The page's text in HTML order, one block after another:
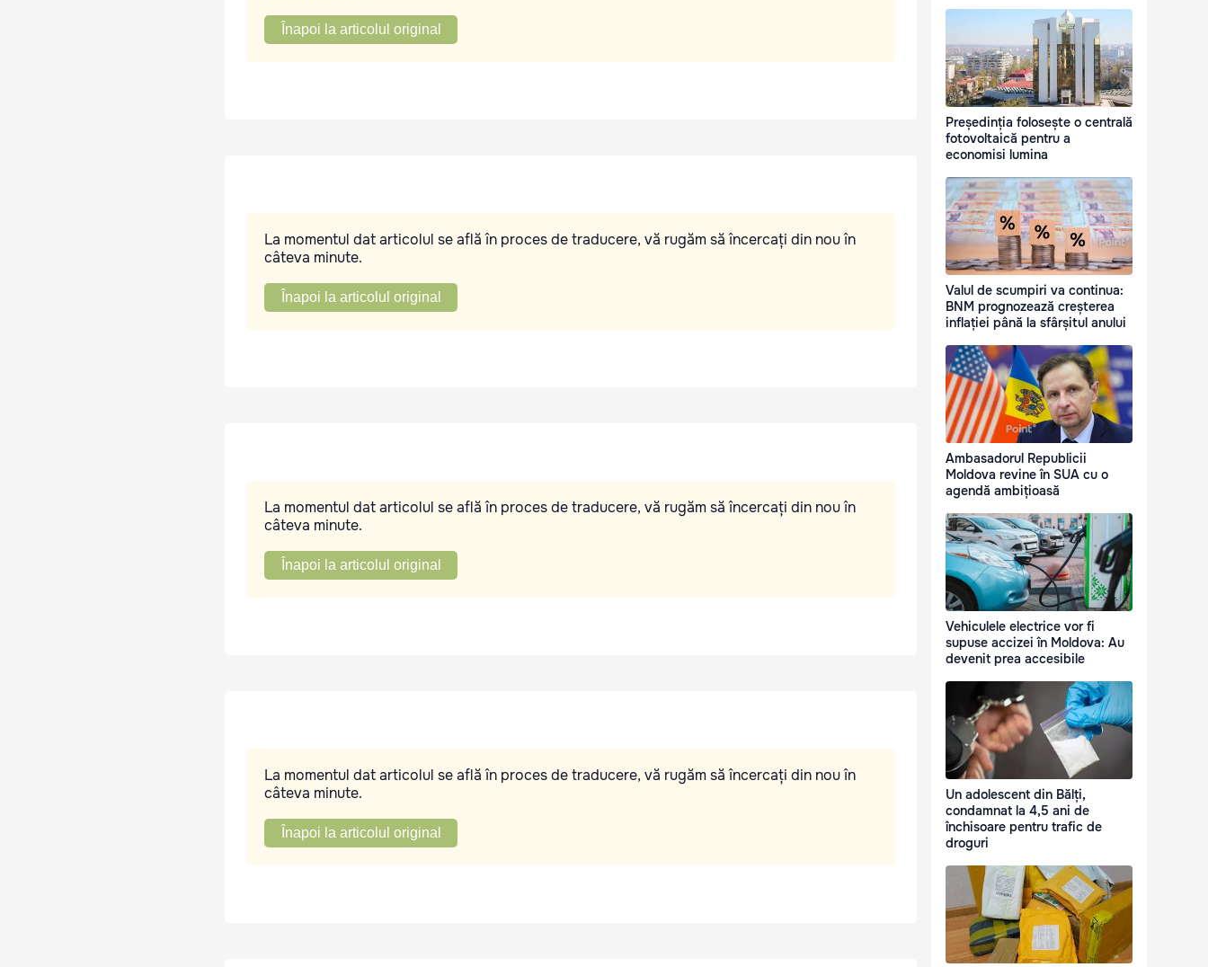
Înapoi la articolul original
La momentul dat articolul se află în proces de traducere, vă rugăm să încercați din nou în
câteva minute.
Înapoi la articolul original
La momentul dat articolul se află în proces de traducere, vă rugăm să încercați din nou în
câteva minute.
Înapoi la articolul original
La momentul dat articolul se află în proces de traducere, vă rugăm să încercați din nou în
câteva minute.
Înapoi la articolul original
Președinția folosește o centrală
fotovoltaică pentru a
economisi lumina
Valul de scumpiri va continua:
BNM prognozează creșterea
inflației până la sfârșitul anului
Ambasadorul Republicii
Moldova revine în SUA cu o
agendă ambițioasă
Vehiculele electrice vor fi
supuse accizei în Moldova: Au
devenit prea accesibile
Un adolescent din Bălți,
condamnat la 4,5 ani de
închisoare pentru trafic de
droguri